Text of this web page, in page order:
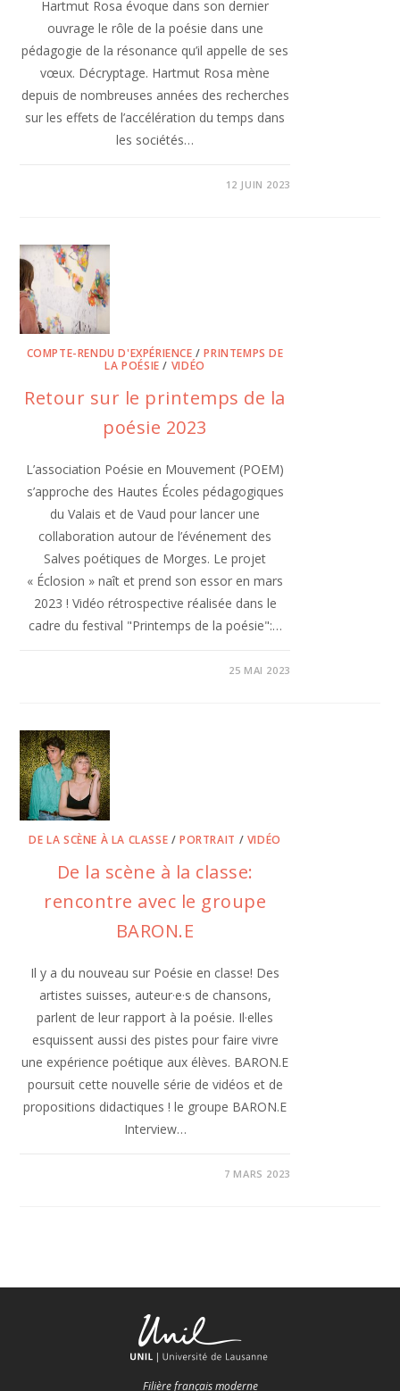
Hartmut Rosa évoque dans son dernier
ouvrage le rôle de la poésie dans une
pédagogie de la résonance qu’il appelle de ses
vœux. Décryptage. Hartmut Rosa mène
depuis de nombreuses années des recherches
sur les effets de l’accélération du temps dans
les sociétés…
12 JUIN 2023
COMPTE-RENDU D'EXPÉRIENCE /PRINTEMPS DE
LA POÉSIE / VIDÉO
Retour sur le printemps de la
poésie 2023
L’association Poésie en Mouvement (POEM)
s’approche des Hautes Écoles pédagogiques
du Valais et de Vaud pour lancer une
collaboration autour de l’événement des
Salves poétiques de Morges. Le projet
« Éclosion » naît et prend son essor en mars
2023 ! Vidéo rétrospective réalisée dans le
cadre du festival "Printemps de la poésie":…
25 MAI 2023
DE LA SCÈNE À LA CLASSE /PORTRAIT / VIDÉO
De la scène à la classe:
rencontre avec le groupe
BARON.E
Il y a du nouveau sur Poésie en classe! Des
artistes suisses, auteur·e·s de chansons,
parlent de leur rapport à la poésie. Il·elles
esquissent aussi des pistes pour faire vivre
une expérience poétique aux élèves. BARON.E
poursuit cette nouvelle série de vidéos et de
propositions didactiques ! le groupe BARON.E
Interview…
7 MARS 2023
Filière français moderne